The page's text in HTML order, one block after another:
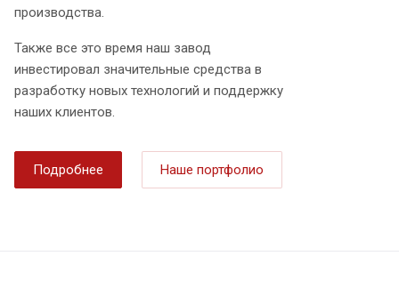
производства.
Также все это время наш завод
инвестировал значительные средства в
разработку новых технологий и поддержку
наших клиентов.
Подробнее Наше портфолио